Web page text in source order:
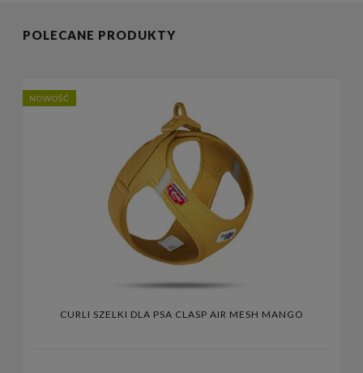
POLECANE PRODUKTY
CURLI SZELKI DLA PSA CLASP AIR MESH MANGO
NOWOŚĆ